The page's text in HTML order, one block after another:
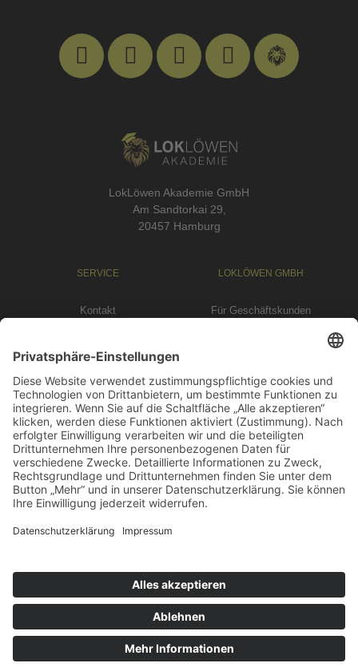
LokLöwen Akademie GmbH
Am Sandtorkai 29,
20457 Hamburg
SERVICE
Kontakt
Datenschutz
LOKLÖWEN GMBH
Für Geschäftskunden
LOKLÖWEN AKADEMIE GMBH
Fortbildung für Ihr Personal
Werde Lokführer
Fortbildungen
ÜBER UNS
Unser Team
Imagefilm
© 2023 LOKLÖWEN AKADEMIE GmbH